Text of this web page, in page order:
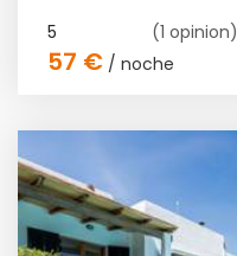
5 (1 opinion)
57 € / noche